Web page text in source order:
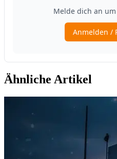
Ähnliche Artikel